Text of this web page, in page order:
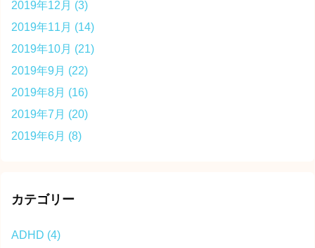
2019年12月 (3)
2019年11月 (14)
2019年10月 (21)
2019年9月 (22)
2019年8月 (16)
2019年7月 (20)
2019年6月 (8)
カテゴリー
ADHD (4)